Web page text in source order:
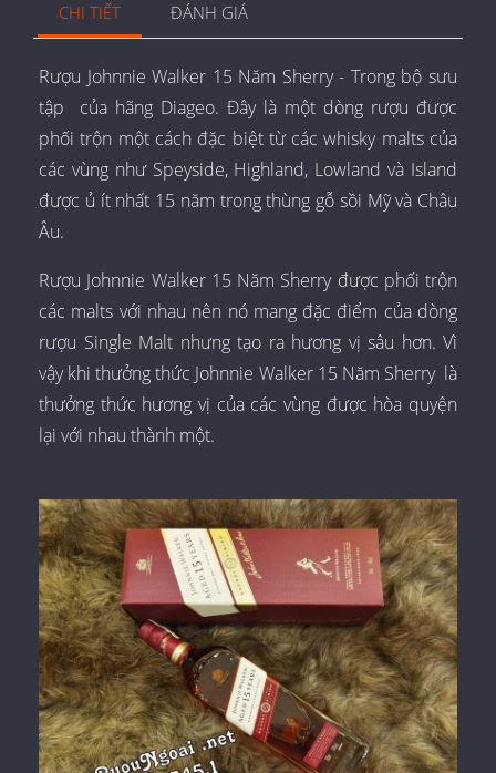
CHI TIẾT ĐÁNH GIÁ
Rượu Johnnie Walker 15 Năm Sherry - Trong bộ sưu
tập của hãng Diageo. Đây là một dòng rượu được
phối trộn một cách đặc biệt từ các whisky malts của
các vùng như Speyside, Highland, Lowland và Island
được ủ ít nhất 15 năm trong thùng gỗ sồi Mỹ và Châu
Âu.
Rượu Johnnie Walker 15 Năm Sherry được phối trộn
các malts với nhau nên nó mang đặc điểm của dòng
rượu Single Malt nhưng tạo ra hương vị sâu hơn. Vì
vậy khi thưởng thức Johnnie Walker 15 Năm Sherry là
thưởng thức hương vị của các vùng được hòa quyện
lại với nhau thành một.